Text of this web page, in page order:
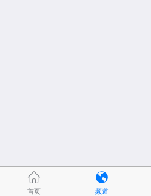
首页 频道